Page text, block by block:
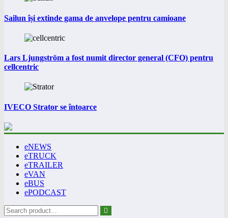
Sailun își extinde gama de anvelope pentru camioane
Lars Ljungström a fost numit director general (CFO) pentru
cellcentric
IVECO Strator se întoarce
eNEWS
eTRUCK
eTRAILER
eVAN
eBUS
ePODCAST